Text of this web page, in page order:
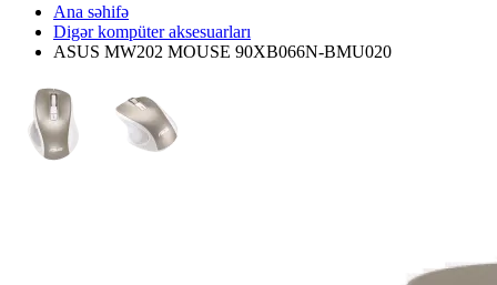
Ana səhifə
Digər kompüter aksesuarları
ASUS MW202 MOUSE 90XB066N-BMU020